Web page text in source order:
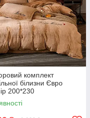
комплект
білизни Євро
200*230